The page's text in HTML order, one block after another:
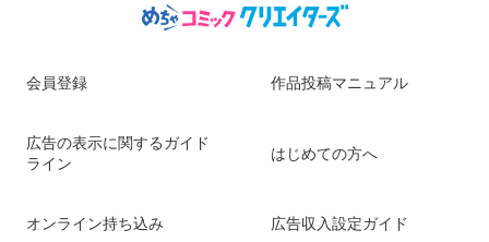
会員登録 作品投稿マニュアル
広告の表示に関するガイド
ライン
はじめての方へ
オンライン持ち込み 広告収入設定ガイド